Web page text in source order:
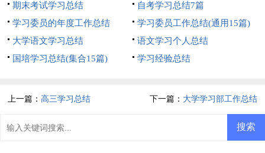
期末考试学习总结
自考学习总结7篇
学习委员的年度工作总结
学习委员工作总结(通用15篇)
大学语文学习总结
语文学习个人总结
国培学习总结(集合15篇)
学习经验总结
上一篇：高三学习总结 下一篇： 大学学习部工作总结